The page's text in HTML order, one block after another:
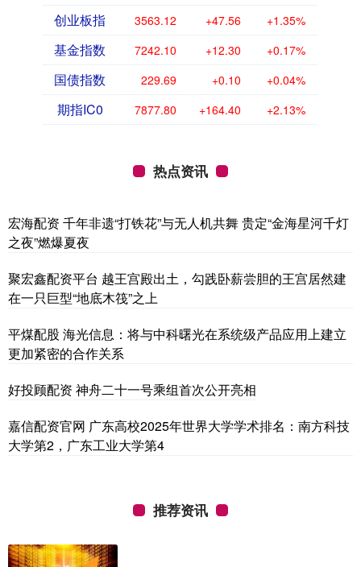
创业板指 3563.12 +47.56 +1.35%
基金指数 7242.10 +12.30 +0.17%
国债指数 229.69 +0.10 +0.04%
期指IC0 7877.80 +164.40 +2.13%
热点资讯
宏海配资 千年非遗“打铁花”与无人机共舞 贵定“金海星河千灯
之夜”燃爆夏夜
聚宏鑫配资平台 越王宫殿出土，勾践卧薪尝胆的王宫居然建
在一只巨型“地底木筏”之上
平煤配股 海光信息：将与中科曙光在系统级产品应用上建立
更加紧密的合作关系
好投顾配资 神舟二十一号乘组首次公开亮相
嘉信配资官网 广东高校2025年世界大学学术排名：南方科技
大学第2，广东工业大学第4
推荐资讯